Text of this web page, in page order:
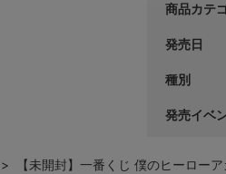
商品カテ
発売日
種別
発売イベ
> 【未開封】一番くじ 僕のヒーロー